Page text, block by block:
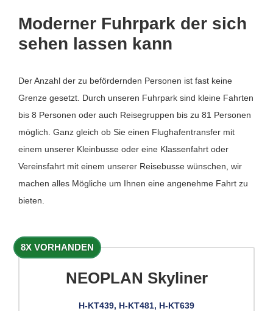
Moderner Fuhrpark der sich
sehen lassen kann
Der Anzahl der zu befördernden Personen ist fast keine
Grenze gesetzt. Durch unseren Fuhrpark sind kleine Fahrten
bis 8 Personen oder auch Reisegruppen bis zu 81 Personen
möglich. Ganz gleich ob Sie einen Flughafentransfer mit
einem unserer Kleinbusse oder eine Klassenfahrt oder
Vereinsfahrt mit einem unserer Reisebusse wünschen, wir
machen alles Mögliche um Ihnen eine angenehme Fahrt zu
bieten.
8X VORHANDEN
NEOPLAN Skyliner
H-KT439, H-KT481, H-KT639